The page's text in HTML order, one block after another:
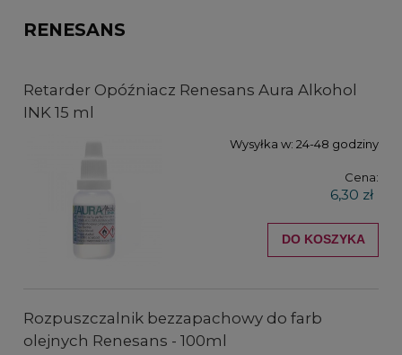
RENESANS
Retarder Opóźniacz Renesans Aura Alkohol
INK 15 ml
Wysyłka w: 24-48 godziny
Cena:
6,30 zł
DO KOSZYKA
Rozpuszczalnik bezzapachowy do farb
olejnych Renesans - 100ml